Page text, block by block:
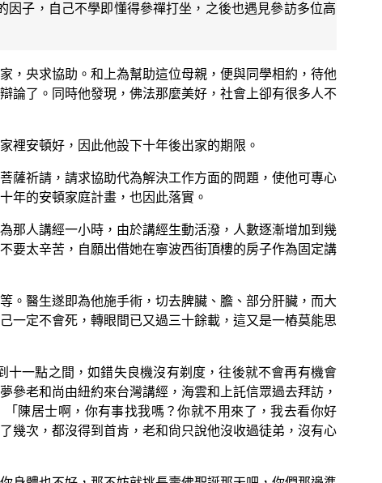
子，自己不學即懂得參禪打坐，之後也遇見參訪多位高
，央求協助。和上為幫助這位母親，便與同學相約，待他
論了。同時他發現，佛法那麼美好，社會上卻有很多人不
裡安頓好，因此他設下十年後出家的期限。
薩祈請，請求協助代為解決工作方面的問題，使他可專心
年的安頓家庭計畫，也因此落實。
那人講經一小時，由於講經生動活潑，人數逐漸增加到幾
要太辛苦，自願出借她在寧波西街頂樓的房子作為固定講
。醫生遂即為他施手術，切去脾臟、膽、部分肝臟，而大
一定不會死，轉眼間已又過三十餘載，這又是一樁莫能思
一點之間，如錯失良機沒有剃度，往後就不會再有機會
老和尚由紐約來台灣講經，海雲和上託信眾過去拜訪，
陳居士啊，你有事找我嗎？你就不用來了，我去看你好
幾次，都沒得到首肯，老和尙只說他沒收過徒弟，沒有心